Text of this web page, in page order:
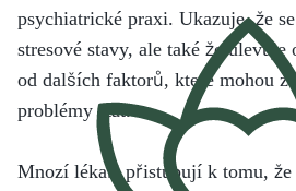
psychiatrické praxi. Ukazuje, že
stresové stavy, ale také že ulevuje
od dalších faktorů, které mohou
problémy stát.
Mnozí lékaři přistupují k tomu,